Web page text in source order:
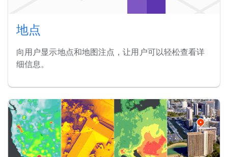
地点
向用户显示地点和地图注点，让用户可以轻松查看详
细信息。